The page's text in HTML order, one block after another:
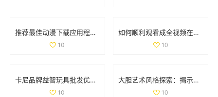
推荐最佳动漫下载应用程序，尽享精彩动漫世界
10
如何顺利观看成全视频在线播放的详细教程与指南
10
卡尼品牌益智玩具批发优惠信息及产地供应解析
10
大胆艺术风格探索：揭示创意与表达的无限可能
10